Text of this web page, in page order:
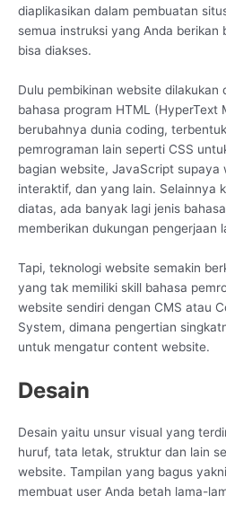
diaplikasikan dalam pembuatan
semua instruksi yang Anda berikan
bisa diakses.
Dulu pembikinan website dilakukan
bahasa program HTML (HyperText
berubahnya dunia coding,
pemrograman lain seperti CSS
bagian website, JavaScript supaya
interaktif, dan yang lain. Selainnya
diatas, ada banyak lagi jenis
memberikan dukungan pengerjaan
Tapi, teknologi website semakin
yang tak memiliki skill bahasa
website sendiri dengan CMS atau
System, dimana pengertian
untuk mengatur content website.
Desain
Desain yaitu unsur visual yang
huruf, tata letak, struktur dan lain
website. Tampilan yang bagus
membuat user Anda betah lama-